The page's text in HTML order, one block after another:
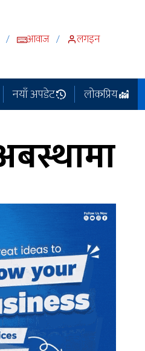
/ आवाज / लगइन
नयाँ अपडेट लोकप्रिय